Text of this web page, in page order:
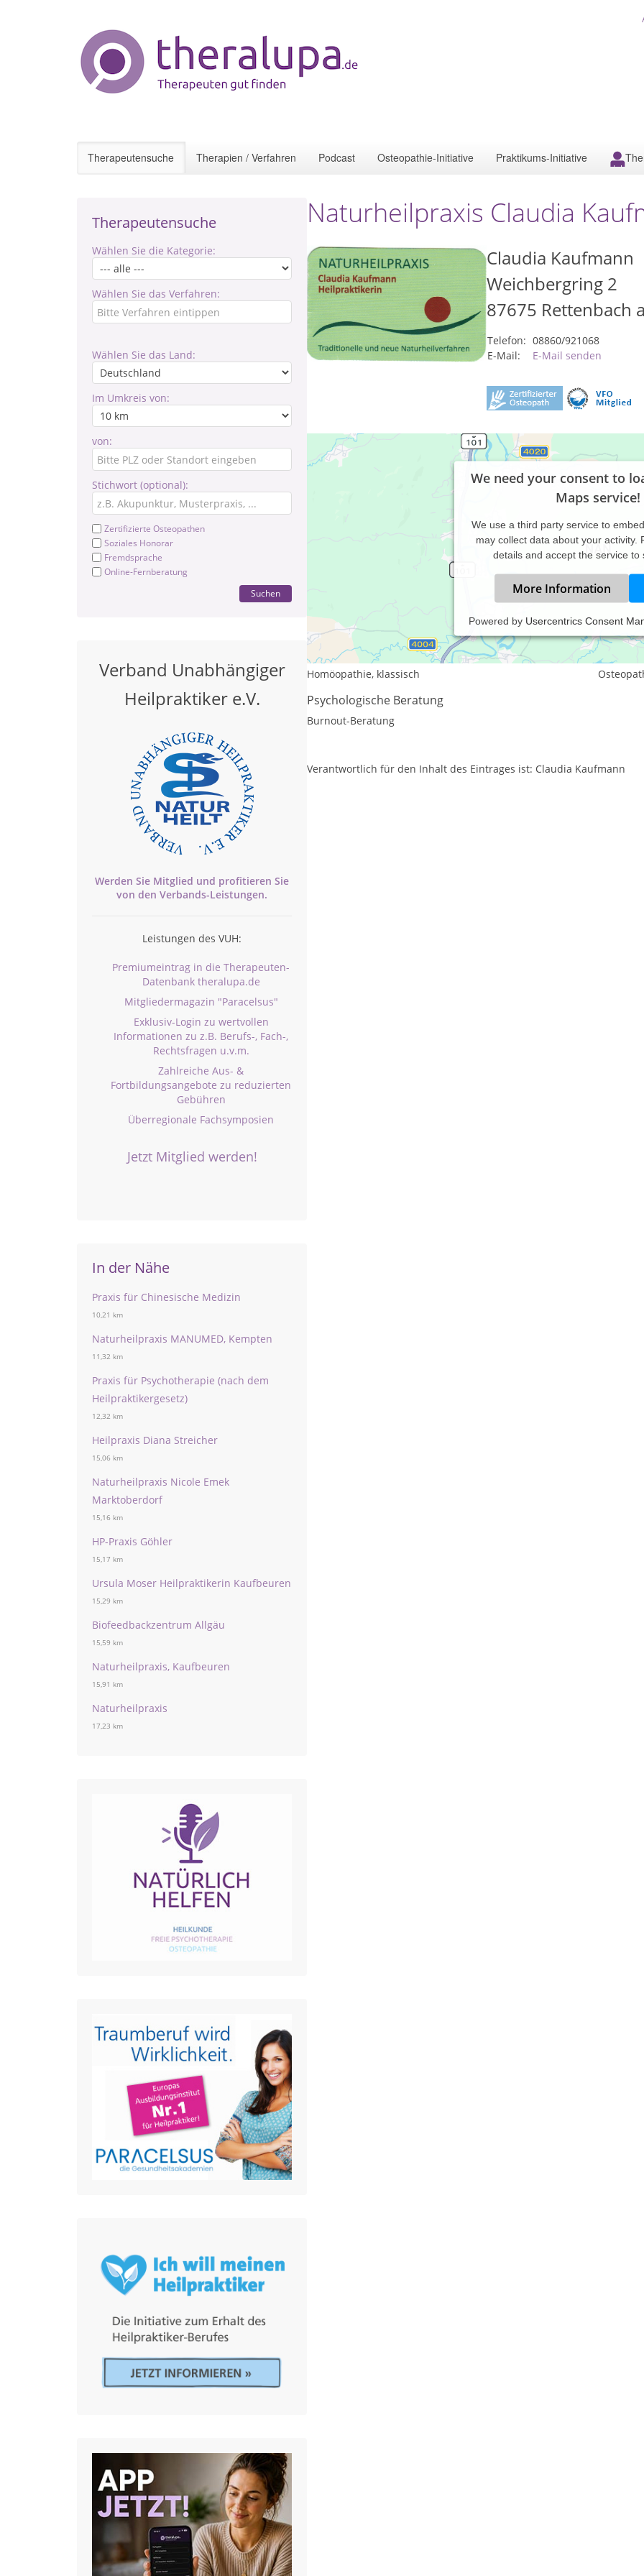
Therapeutensuche Therapien / Verfahren Podcast Osteopathie-Initiative Praktikums-Initiative
Therapeutensuche
Wählen Sie die Kategorie:
Wählen Sie das Verfahren:
Wählen Sie das Land:
Im Umkreis von:
von:
Stichwort (optional):
Zertifizierte Osteopathen
Soziales Honorar
Fremdsprache
Online-Fernberatung
Suchen
Verband Unabhängiger
Heilpraktiker e.V.
Werden Sie Mitglied und profitieren Sie
von den Verbands-Leistungen.
Leistungen des VUH:
Premiumeintrag in die Therapeuten-
Datenbank theralupa.de
Mitgliedermagazin "Paracelsus"
Exklusiv-Login zu wertvollen
Informationen zu z.B. Berufs-, Fach-,
Rechtsfragen u.v.m.
Zahlreiche Aus- &
Fortbildungsangebote zu reduzierten
Gebühren
Überregionale Fachsymposien
Jetzt Mitglied werden!
In der Nähe
Praxis für Chinesische Medizin
10,21 km
Naturheilpraxis MANUMED, Kempten
11,32 km
Praxis für Psychotherapie (nach dem
Heilpraktikergesetz)
12,32 km
Heilpraxis Diana Streicher
15,06 km
Naturheilpraxis Nicole Emek
Marktoberdorf
15,16 km
HP-Praxis Göhler
15,17 km
Ursula Moser Heilpraktikerin Kaufbeuren
15,29 km
Biofeedbackzentrum Allgäu
15,59 km
Naturheilpraxis, Kaufbeuren
15,91 km
Naturheilpraxis
17,23 km
Naturheilpraxis Claudia
Claudia Kaufmann
Weichbergring 2
87675 Rettenbach
Telefon: 08860/921068
E-Mail:
E-Mail senden
We need your consent to
Maps service!
We use a third party service to
may collect data about your activity.
details and accept the service to
More Information
Powered by Usercentrics Consent
Leistungsspektrum:
Traditionelle und komplementäre Medizin, Heilkunde
Homöopathie, klassisch
Psychologische Beratung
Burnout-Beratung
Verantwortlich für den Inhalt des Eintrages ist: Claudia Kaufmann